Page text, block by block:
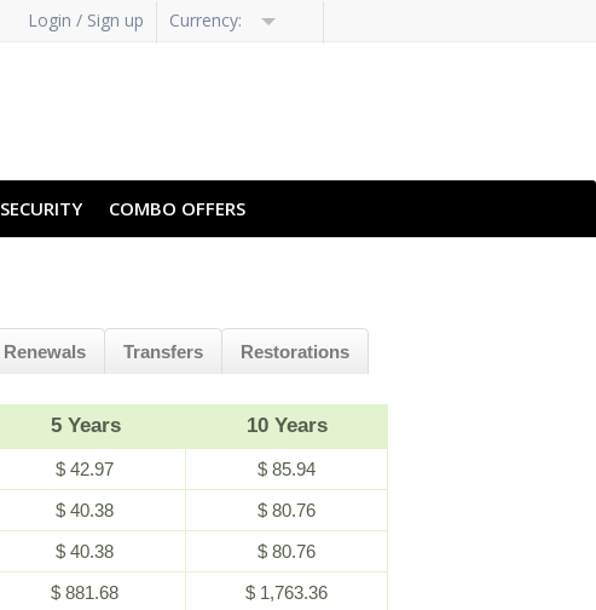
Login / Sign up Currency:
SECURITY COMBO OFFERS
Renewals Transfers Restorations
5 Years 10 Years
$ 42.97
$ 85.94
$ 40.38
$ 80.76
$ 40.38
$ 80.76
$ 881.68
$ 1,763.36